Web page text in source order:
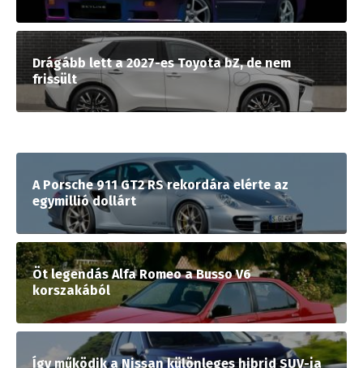
Drágább lett a 2027-es Toyota bZ, de nem
frissült
A Porsche 911 GT2 RS rekordára elérte az
egymillió dollárt
Öt legendás Alfa Romeo a Busso V6
korszakából
Így működik a Nissan különleges hibrid SUV-ja